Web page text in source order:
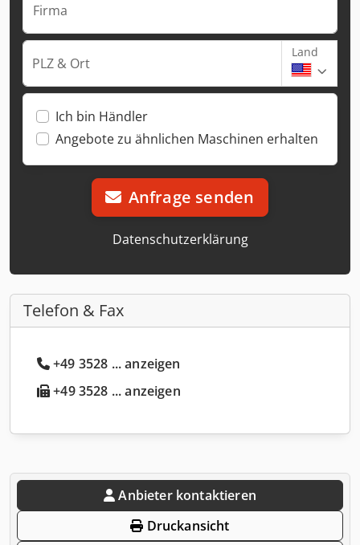
Firma
PLZ & Ort
Land
Ich bin Händler
Angebote zu ähnlichen Maschinen erhalten
Anfrage senden
Datenschutzerklärung
Telefon & Fax
+49 3528 ... anzeigen
+49 3528 ... anzeigen
Anbieter kontaktieren
Druckansicht